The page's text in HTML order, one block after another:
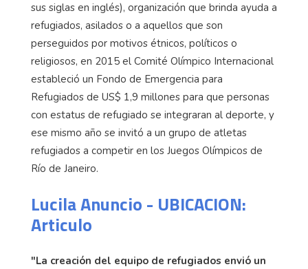
sus siglas en inglés), organización que brinda ayuda a
refugiados, asilados o a aquellos que son
perseguidos por motivos étnicos, políticos o
religiosos, en 2015 el Comité Olímpico Internacional
estableció un Fondo de Emergencia para
Refugiados de US$ 1,9 millones para que personas
con estatus de refugiado se integraran al deporte, y
ese mismo año se invitó a un grupo de atletas
refugiados a competir en los Juegos Olímpicos de
Río de Janeiro.
Lucila Anuncio - UBICACION:
Articulo
"La creación del equipo de refugiados envió un